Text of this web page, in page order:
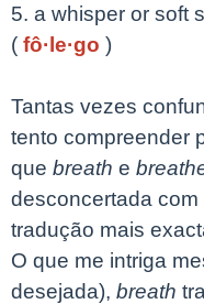
5. a whisper or soft
( fô·le·go )
Tantas vezes
tento compreender
que breath e
desconcertada com
tradução mais
O que me intriga
desejada), breath